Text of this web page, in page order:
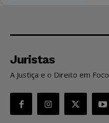
Juristas
A Justiça e o Direito em Foco